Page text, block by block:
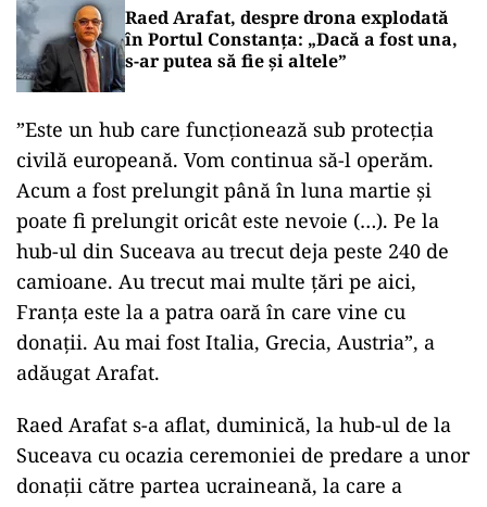
Raed Arafat, despre drona explodată
în Portul Constanța: „Dacă a fost una,
s-ar putea să fie și altele”
”Este un hub care funcţionează sub protecţia
civilă europeană. Vom continua să-l operăm.
Acum a fost prelungit până în luna martie şi
poate fi prelungit oricât este nevoie (…). Pe la
hub-ul din Suceava au trecut deja peste 240 de
camioane. Au trecut mai multe ţări pe aici,
Franţa este la a patra oară în care vine cu
donaţii. Au mai fost Italia, Grecia, Austria”, a
adăugat Arafat.
Raed Arafat s-a aflat, duminică, la hub-ul de la
Suceava cu ocazia ceremoniei de predare a unor
donaţii către partea ucraineană, la care a